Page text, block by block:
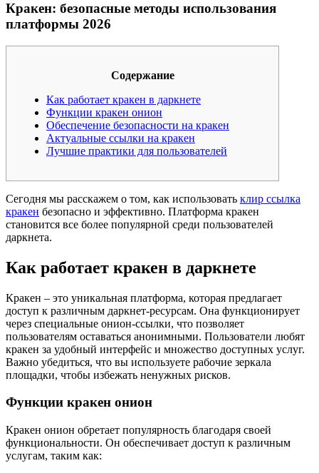
Кракен: безопасные методы использования
платформы 2026
Содержание
Как работает кракен в даркнете
Функции кракен онион
Обеспечение безопасности на кракен
Актуальные ссылки на кракен
Лучшие практики для пользователей
Сегодня мы расскажем о том, как использовать клир ссылка
кракен безопасно и эффективно. Платформа кракен
становится все более популярной среди пользователей
даркнета.
Как работает кракен в даркнете
Кракен – это уникальная платформа, которая предлагает
доступ к различным даркнет-ресурсам. Она функционирует
через специальные онион-ссылки, что позволяет
пользователям оставаться анонимными. Пользователи любят
кракен за удобный интерфейс и множество доступных услуг.
Важно убедиться, что вы используете рабочие зеркала
площадки, чтобы избежать ненужных рисков.
Функции кракен онион
Кракен онион обретает популярность благодаря своей
функциональности. Он обеспечивает доступ к различным
услугам, таким как: